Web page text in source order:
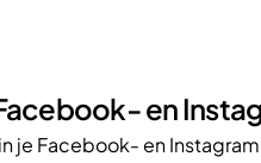
en
je Facebook- en